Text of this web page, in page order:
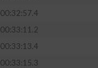
00:32:57.4
00:33:11.2
00:33:13.4
00:33:15.3